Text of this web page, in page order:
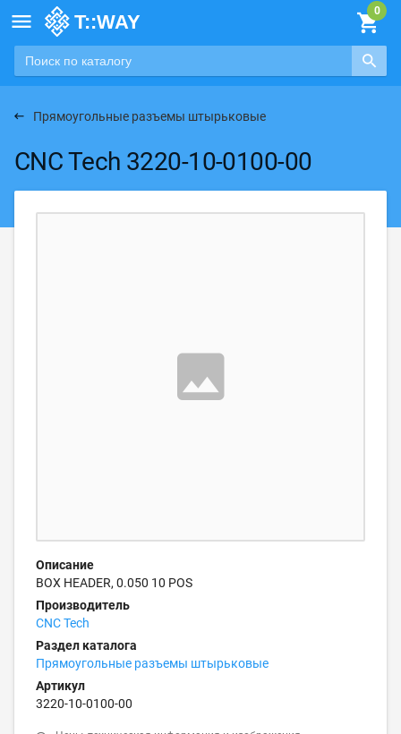

Прямоугольные разъемы штырьковые
CNC Tech 3220-10-0100-00
Описание
BOX HEADER, 0.050 10 POS
Производитель
CNC Tech
Раздел каталога
Прямоугольные разъемы штырьковые
Артикул
3220-10-0100-00